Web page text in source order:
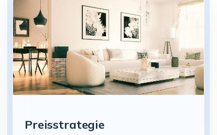
Preisstrategie